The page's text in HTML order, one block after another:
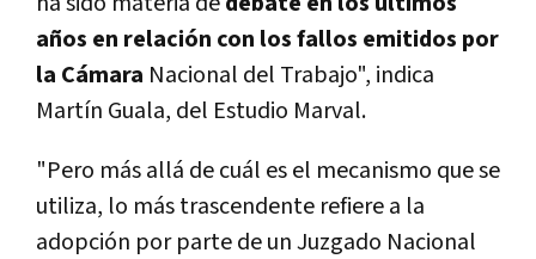
años en relación con los fallos emitidos por
la Cámara Nacional del Trabajo", indica
Martín Guala, del Estudio Marval.
"Pero más allá de cuál es el mecanismo que se
utiliza, lo más trascendente refiere a la
adopción por parte de un Juzgado Nacional